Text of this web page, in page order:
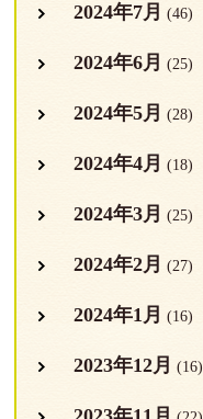
2024年7月 (46)
2024年6月 (25)
2024年5月 (28)
2024年4月 (18)
2024年3月 (25)
2024年2月 (27)
2024年1月 (16)
2023年12月 (16)